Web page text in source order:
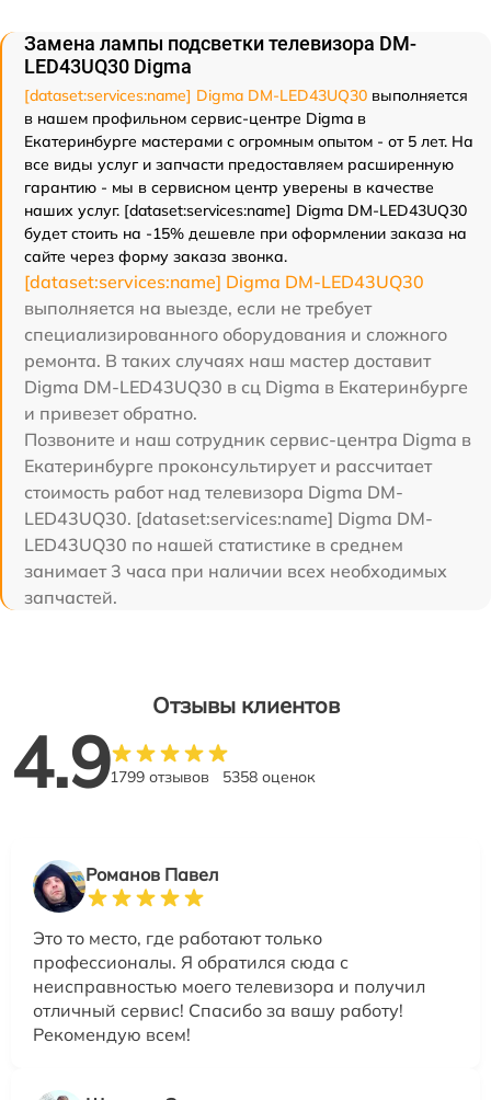
Замена лампы подсветки телевизора DM-
LED43UQ30 Digma
[dataset:services:name] Digma DM-LED43UQ30 выполняется
в нашем профильном сервис-центре Digma в
Екатеринбурге мастерами с огромным опытом - от 5 лет. На
все виды услуг и запчасти предоставляем расширенную
гарантию - мы в сервисном центр уверены в качестве
наших услуг. [dataset:services:name] Digma DM-LED43UQ30
будет стоить на -15% дешевле при оформлении заказа на
сайте через форму заказа звонка.
[dataset:services:name] Digma DM-LED43UQ30
выполняется на выезде, если не требует
специализированного оборудования и сложного
ремонта. В таких случаях наш мастер доставит
Digma DM-LED43UQ30 в сц Digma в Екатеринбурге
и привезет обратно.
Позвоните и наш сотрудник сервис-центра Digma в
Екатеринбурге проконсультирует и рассчитает
стоимость работ над телевизора Digma DM-
LED43UQ30. [dataset:services:name] Digma DM-
LED43UQ30 по нашей статистике в среднем
занимает 3 часа при наличии всех необходимых
запчастей.
Отзывы клиентов
4.91799 отзывов 5358 оценок
Романов Павел
Это то место, где работают только
профессионалы. Я обратился сюда с
неисправностью моего телевизора и получил
отличный сервис! Спасибо за вашу работу!
Рекомендую всем!